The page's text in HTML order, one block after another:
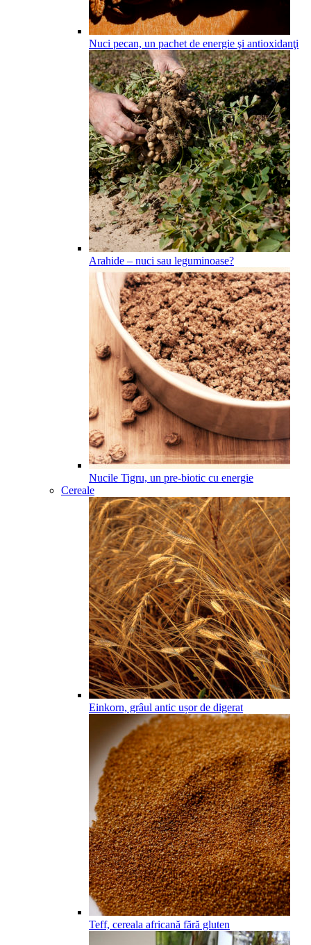
Nuci pecan, un pachet de energie şi antioxidanţi
Arahide – nuci sau leguminoase?
Nucile Tigru, un pre-biotic cu energie
Cereale
Einkorn, grâul antic ușor de digerat
Teff, cereala africană fără gluten